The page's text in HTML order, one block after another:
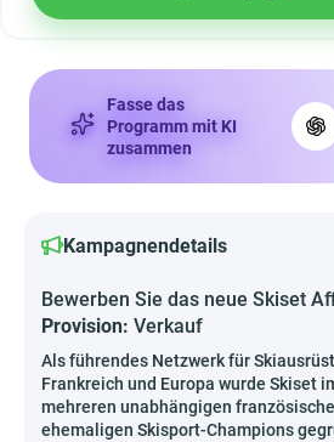
Fasse das
Programm mit KI
zusammen
Kampagnendetails
Bewerben Sie das neue Skiset
Provision: Verkauf
Als führendes Netzwerk für
Frankreich und Europa wurde Skiset
mehreren unabhängigen
ehemaligen Skisport-Champions